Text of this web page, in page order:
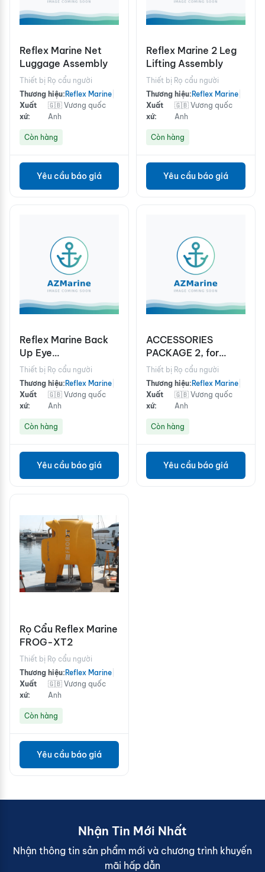
Reflex Marine Net
Luggage Assembly
Thiết bị Rọ cẩu người
Thương hiệu: Reflex Marine
Xuất
xứ:
🇬🇧 Vương quốc
Anh
Còn hàng
Yêu cầu báo giá
Reflex Marine 2 Leg
Lifting Assembly
Thiết bị Rọ cẩu người
Thương hiệu: Reflex Marine
Xuất
xứ:
🇬🇧 Vương quốc
Anh
Còn hàng
Yêu cầu báo giá
Reflex Marine Back
Up Eye
Refurbishment Kit
FROG-6
Thiết bị Rọ cẩu người
Thương hiệu: Reflex Marine
Xuất
xứ:
🇬🇧 Vương quốc
Anh
Còn hàng
Yêu cầu báo giá
ACCESSORIES
PACKAGE 2, for
XT4/XT6, includes:
floor mounted
luggage storage x 2,
protective cover,
basket stretcher
Thiết bị Rọ cẩu người
Thương hiệu: Reflex Marine
Xuất
xứ:
🇬🇧 Vương quốc
Anh
Còn hàng
Yêu cầu báo giá
Rọ Cẩu Reflex Marine
FROG-XT2
Thiết bị Rọ cẩu người
Thương hiệu: Reflex Marine
Xuất
xứ:
🇬🇧 Vương quốc
Anh
Còn hàng
Yêu cầu báo giá
Nhận Tin Mới Nhất
Nhận thông tin sản phẩm mới và chương trình khuyến
mãi hấp dẫn